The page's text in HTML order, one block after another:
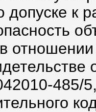
допуске к
485/